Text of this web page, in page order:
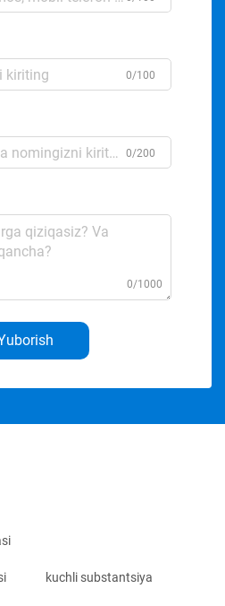
0/100
0/200
0/1000
kuchli substantsiya